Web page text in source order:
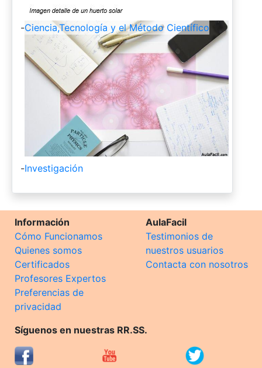
-Ciencia,Tecnología y el Método Científico
-Investigación
Información
Cómo Funcionamos
Quienes somos
Certificados
Profesores Expertos
Preferencias de
privacidad
AulaFacil
Testimonios de
nuestros usuarios
Contacta con nosotros
Síguenos en nuestras RR.SS.